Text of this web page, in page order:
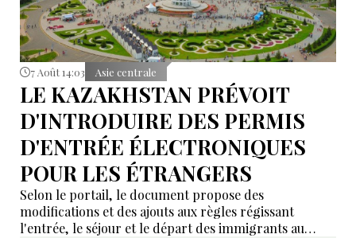
7 Août 14:03 Asie centrale
LE KAZAKHSTAN PRÉVOIT
D'INTRODUIRE DES PERMIS
D'ENTRÉE ÉLECTRONIQUES
POUR LES ÉTRANGERS
Selon le portail, le document propose des
modifications et des ajouts aux règles régissant
l'entrée, le séjour et le départ des immigrants au